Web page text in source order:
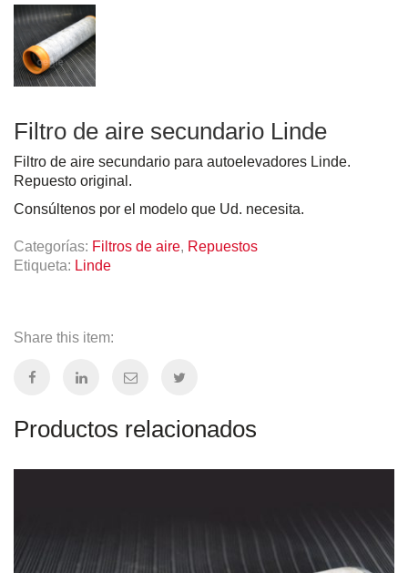
Filtro de aire secundario Linde
Filtro de aire secundario para autoelevadores Linde.
Repuesto original.
Consúltenos por el modelo que Ud. necesita.
Categorías: Filtros de aire, Repuestos
Etiqueta: Linde
Share this item:
Productos relacionados